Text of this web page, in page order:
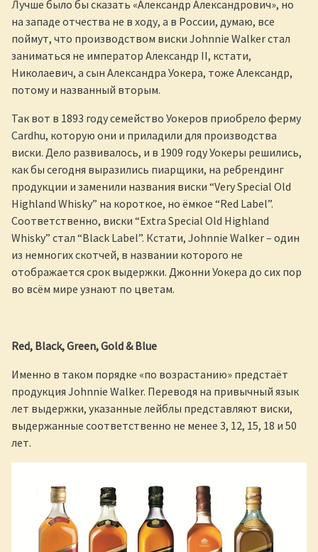
Лучше было бы сказать «Александр Александрович», но
на западе отчества не в ходу, а в России, думаю, все
поймут, что производством виски Johnnie Walker стал
заниматься не император Александр II, кстати,
Николаевич, а сын Александра Уокера, тоже Александр,
потому и названный вторым.
Так вот в 1893 году семейство Уокеров приобрело ферму
Cardhu, которую они и приладили для производства
виски. Дело развивалось, и в 1909 году Уокеры решились,
как бы сегодня выразились пиарщики, на ребрендинг
продукции и заменили названия виски “Very Special Old
Highland Whisky” на короткое, но ёмкое “Red Label”.
Соответственно, виски “Extra Special Old Highland
Whisky” стал “Black Label”. Кстати, Johnnie Walker – один
из немногих скотчей, в названии которого не
отображается срок выдержки. Джонни Уокера до сих пор
во всём мире узнают по цветам.
Red, Black, Green, Gold & Blue
Именно в таком порядке «по возрастанию» предстаёт
продукция Johnnie Walker. Переводя на привычный язык
лет выдержки, указанные лейблы представляют виски,
выдержанные соответственно не менее 3, 12, 15, 18 и 50
лет.